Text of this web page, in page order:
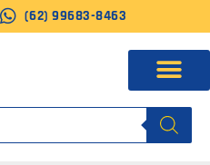
(62) 99683-8463